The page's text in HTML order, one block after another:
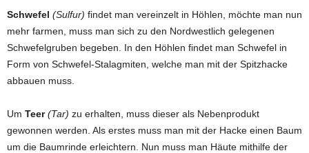
Schwefel (Sulfur) findet man vereinzelt in Höhlen, möchte man nun
mehr farmen, muss man sich zu den Nordwestlich gelegenen
Schwefelgruben begeben. In den Höhlen findet man Schwefel in
Form von Schwefel-Stalagmiten, welche man mit der Spitzhacke
abbauen muss.
Um Teer (Tar) zu erhalten, muss dieser als Nebenprodukt
gewonnen werden. Als erstes muss man mit der Hacke einen Baum
um die Baumrinde erleichtern. Nun muss man Häute mithilfe der